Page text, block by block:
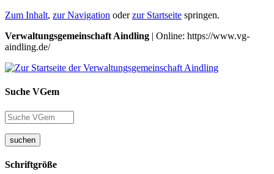
Zum Inhalt, zur Navigation oderzur Startseite springen.
Verwaltungsgemeinschaft Aindling | Online: https://www.vg-
aindling.de/
Suche VGem
suchen
Schriftgröße